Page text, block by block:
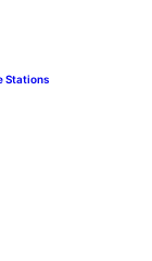
Stations